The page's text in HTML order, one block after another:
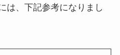
は、下記参考になりまし